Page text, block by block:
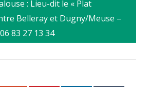
: Lieu-dit le « Plat
Belleray et Dugny/Meuse –
83 27 13 34